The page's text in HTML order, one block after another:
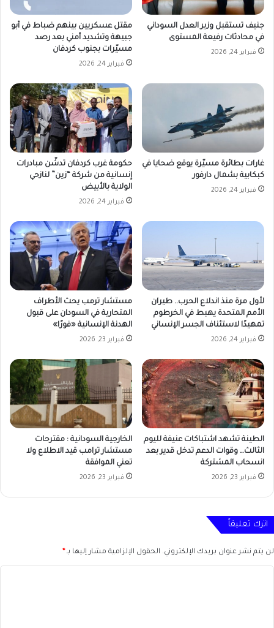
جنيف تستقبل وزير العدل السوداني
في محادثات رفيعة المستوى
فبراير 24, 2026
مقتل عسكريين بينهم ضباط في أبو
جبيهة وتشديد أمني بعد رصد
مسيّرات بجنوب كردفان
فبراير 24, 2026
غارات بطائرة مسيّرة يوقع ضحايا في
كبكابية بشمال دارفور
فبراير 24, 2026
حكومة غرب كردفان تدشّن مبادرات
إنسانية من شركة “زين” لنازحي
الولاية بالأبيض
فبراير 24, 2026
لأول مرة منذ اندلاع الحرب.. طيران
الأمم المتحدة يهبط في الخرطوم
تمهيدًا لاستئناف الجسر الإنساني
فبراير 24, 2026
مستشار ترمب يحث الأطراف
المتحاربة في السودان على قبول
الهدنة الإنسانية «فورًا»
فبراير 23, 2026
الطينة تشهد اشتباكات عنيفة لليوم
الثالث… وقوات الدعم تدخل قدير بعد
انسحاب المشتركة
فبراير 23, 2026
الخارجية السودانية : مقترحات
مستشار ترامب قيد الاطلاع ولا
تعني الموافقة
فبراير 23, 2026
اترك تعليقاً
لن يتم نشر عنوان بريدك الإلكتروني. الحقول الإلزامية مشار إليها بـ *